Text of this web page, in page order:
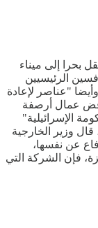
بحرا إلى ميناء
الرئيسيين
"عناصر لإعادة
رفض عمال أرصفة
الإسرائيلية"
وزير الخارجية
عن نفسها،
فإن الشركة التي